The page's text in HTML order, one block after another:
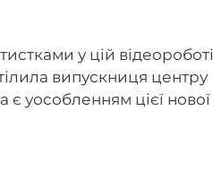
у цій відеороботі
випускниця центру
є уособленням цієї нової